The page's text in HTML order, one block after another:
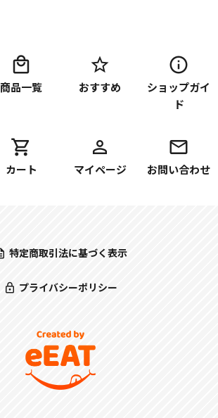
商品一覧 おすすめ
ショップガイ
ド
カート マイページ お問い合わせ
特定商取引法に基づく表示
プライバシーポリシー